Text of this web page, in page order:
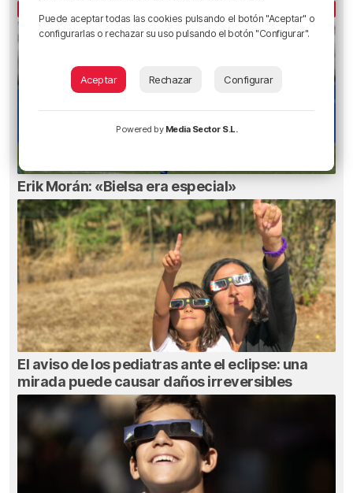
Erik Morán: «Bielsa era especial»
El aviso de los pediatras ante el eclipse: una
mirada puede causar daños irreversibles
Puede aceptar todas las cookies pulsando el botón "Aceptar" o
configurarlas o rechazar su uso pulsando el botón "Configurar".
Aceptar Rechazar Configurar
Powered by Media Sector S.L.